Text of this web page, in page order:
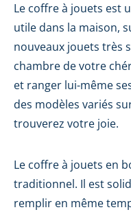
Le coffre à jouets est
utile dans la maison,
nouveaux jouets très
chambre de votre
et ranger lui-même
des modèles variés
trouverez votre joie.
Le coffre à jouets en
traditionnel. Il est
remplir en même